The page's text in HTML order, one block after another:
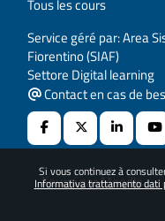
Si vous continuez à
Informativa trattamento dati
Tous les cours
Service géré par: Area
Fiorentino (SIAF)
Settore Digital learning
Contact en cas de
Fourni parMoodle